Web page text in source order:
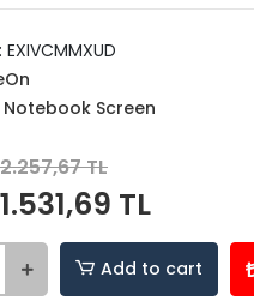
Notebook Screen
2.257,67 TL
1.531,69 TL
Add to cart